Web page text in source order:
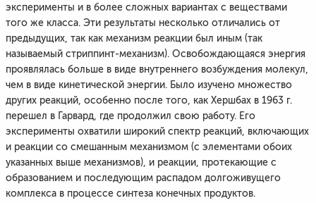
эксперименты и в более сложных вариантах с веществами
того же класса. Эти результаты несколько отличались от
предыдущих, так как механизм реакции был иным (так
называемый стриппинт-механизм). Освобождающаяся энергия
проявлялась больше в виде внутреннего возбуждения молекул,
чем в виде кинетической энергии. Было изучено множество
других реакций, особенно после того, как Хершбах в 1963 г.
перешел в Гарвард, где продолжил свою работу. Его
эксперименты охватили широкий спектр реакций, включающих
и реакции со смешанным механизмом (с элементами обоих
указанных выше механизмов), и реакции, протекающие с
образованием и последующим распадом долгоживущего
комплекса в процессе синтеза конечных продуктов.